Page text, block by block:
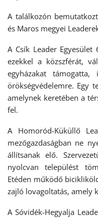
A találkozón
és Maros megyei
A Csík Leader
ezekkel a közszférát,
egyházakat
örökségvédelemre. Egy
amelynek keretében a
fel.
A Homoród-Küküllő
mezőgazdaságban ne
állítsanak elő.
nyolcvan települést
Etéden működő
zajló lovagoltatás, amely
A Sóvidék-Hegyalja